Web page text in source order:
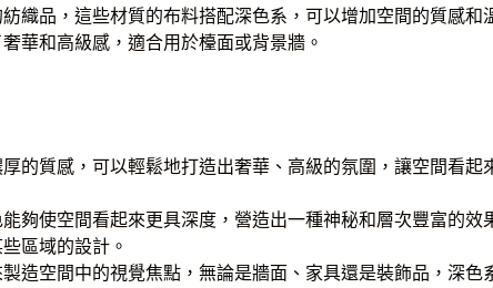
紡織品，這些材質的布料搭配深色系，可以增加空間的質感和
華和高級感，適合用於檯面或背景牆。
的質感，可以輕鬆地打造出奢華、高級的氛圍，讓空間看起
能夠使空間看起來更具深度，營造出一種神秘和層次豐富的效
區域的設計。
製造空間中的視覺焦點，無論是牆面、家具還是裝飾品，深色